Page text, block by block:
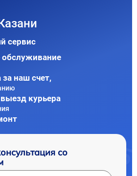
сервис
обслуживание
наш счет,
курьера
со